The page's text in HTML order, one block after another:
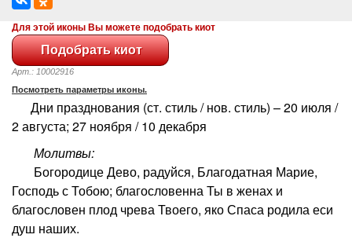
Для этой иконы Вы можете подобрать киот
Арт.: 10002916
Посмотреть параметры иконы.
Дни празднования (ст. стиль / нов. стиль) – 20 июля /
2 августа; 27 ноября / 10 декабря
Молитвы:
Богородице Дево, радуйся, Благодатная Марие,
Господь с Тобою; благословенна Ты в женах и
благословен плод чрева Твоего, яко Спаса родила еси
душ наших.